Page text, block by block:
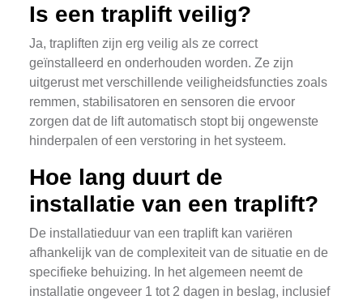
Is een traplift veilig?
Ja, trapliften zijn erg veilig als ze correct
geïnstalleerd en onderhouden worden. Ze zijn
uitgerust met verschillende veiligheidsfuncties zoals
remmen, stabilisatoren en sensoren die ervoor
zorgen dat de lift automatisch stopt bij ongewenste
hinderpalen of een verstoring in het systeem.
Hoe lang duurt de
installatie van een traplift?
De installatieduur van een traplift kan variëren
afhankelijk van de complexiteit van de situatie en de
specifieke behuizing. In het algemeen neemt de
installatie ongeveer 1 tot 2 dagen in beslag, inclusief